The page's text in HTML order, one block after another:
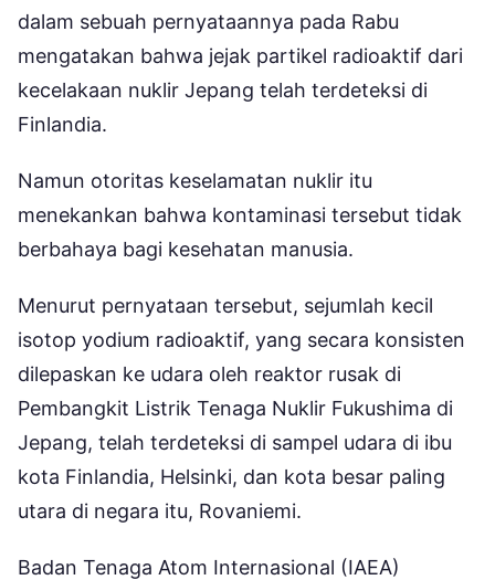
dalam sebuah pernyataannya pada Rabu
mengatakan bahwa jejak partikel radioaktif dari
kecelakaan nuklir Jepang telah terdeteksi di
Finlandia.
Namun otoritas keselamatan nuklir itu
menekankan bahwa kontaminasi tersebut tidak
berbahaya bagi kesehatan manusia.
Menurut pernyataan tersebut, sejumlah kecil
isotop yodium radioaktif, yang secara konsisten
dilepaskan ke udara oleh reaktor rusak di
Pembangkit Listrik Tenaga Nuklir Fukushima di
Jepang, telah terdeteksi di sampel udara di ibu
kota Finlandia, Helsinki, dan kota besar paling
utara di negara itu, Rovaniemi.
Badan Tenaga Atom Internasional (IAEA)